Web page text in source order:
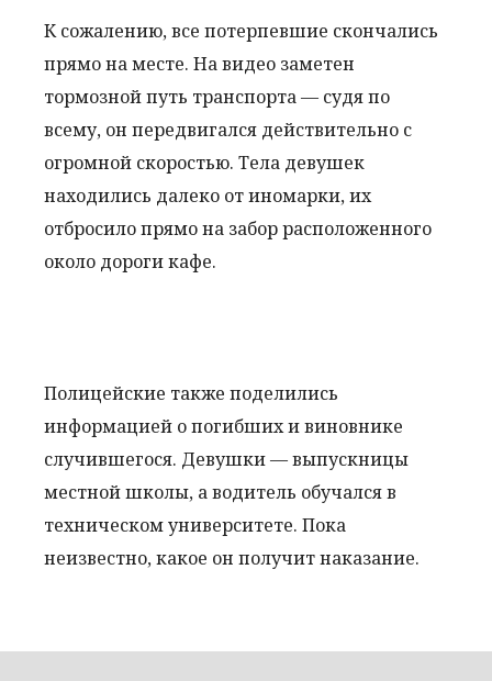
К сожалению, все потерпевшие скончались
прямо на месте. На видео заметен
тормозной путь транспорта — судя по
всему, он передвигался действительно с
огромной скоростью. Тела девушек
находились далеко от иномарки, их
отбросило прямо на забор расположенного
около дороги кафе.
Полицейские также поделились
информацией о погибших и виновнике
случившегося. Девушки — выпускницы
местной школы, а водитель обучался в
техническом университете. Пока
неизвестно, какое он получит наказание.